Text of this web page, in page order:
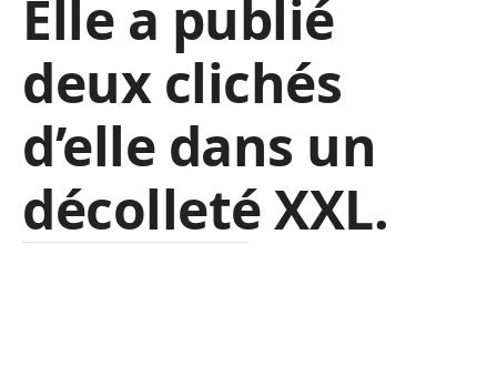
Elle a publié
deux clichés
d’elle dans un
décolleté XXL.